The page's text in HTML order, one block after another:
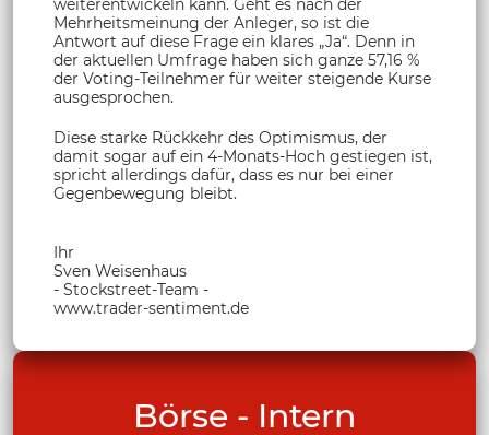
weiterentwickeln kann. Geht es nach der
Mehrheitsmeinung der Anleger, so ist die
Antwort auf diese Frage ein klares „Ja“. Denn in
der aktuellen Umfrage haben sich ganze 57,16 %
der Voting-Teilnehmer für weiter steigende Kurse
ausgesprochen.
Diese starke Rückkehr des Optimismus, der
damit sogar auf ein 4-Monats-Hoch gestiegen ist,
spricht allerdings dafür, dass es nur bei einer
Gegenbewegung bleibt.
Ihr
Sven Weisenhaus
- Stockstreet-Team -
www.trader-sentiment.de
Börse - Intern